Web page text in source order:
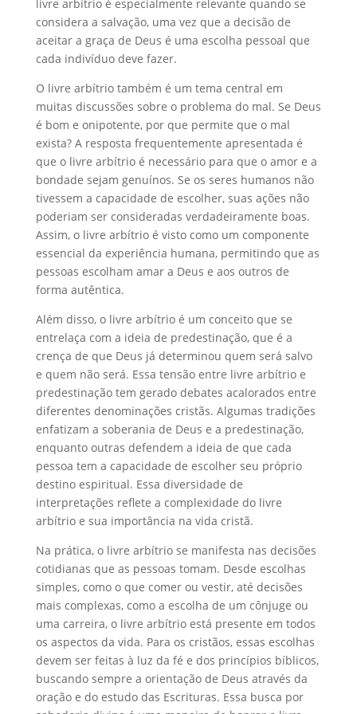
livre arbítrio é especialmente relevante quando se
considera a salvação, uma vez que a decisão de
aceitar a graça de Deus é uma escolha pessoal que
cada indivíduo deve fazer.
O livre arbítrio também é um tema central em
muitas discussões sobre o problema do mal. Se Deus
é bom e onipotente, por que permite que o mal
exista? A resposta frequentemente apresentada é
que o livre arbítrio é necessário para que o amor e a
bondade sejam genuínos. Se os seres humanos não
tivessem a capacidade de escolher, suas ações não
poderiam ser consideradas verdadeiramente boas.
Assim, o livre arbítrio é visto como um componente
essencial da experiência humana, permitindo que as
pessoas escolham amar a Deus e aos outros de
forma autêntica.
Além disso, o livre arbítrio é um conceito que se
entrelaça com a ideia de predestinação, que é a
crença de que Deus já determinou quem será salvo
e quem não será. Essa tensão entre livre arbítrio e
predestinação tem gerado debates acalorados entre
diferentes denominações cristãs. Algumas tradições
enfatizam a soberania de Deus e a predestinação,
enquanto outras defendem a ideia de que cada
pessoa tem a capacidade de escolher seu próprio
destino espiritual. Essa diversidade de
interpretações reflete a complexidade do livre
arbítrio e sua importância na vida cristã.
Na prática, o livre arbítrio se manifesta nas decisões
cotidianas que as pessoas tomam. Desde escolhas
simples, como o que comer ou vestir, até decisões
mais complexas, como a escolha de um cônjuge ou
uma carreira, o livre arbítrio está presente em todos
os aspectos da vida. Para os cristãos, essas escolhas
devem ser feitas à luz da fé e dos princípios bíblicos,
buscando sempre a orientação de Deus através da
oração e do estudo das Escrituras. Essa busca por